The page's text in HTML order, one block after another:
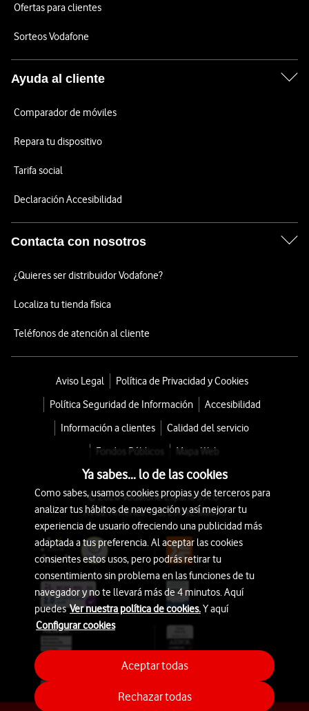
Ofertas para clientes
Sorteos Vodafone
Ayuda al cliente
Comparador de móviles
Repara tu dispositivo
Tarifa social
Declaración Accesibilidad
Contacta con nosotros
¿Quieres ser distribuidor Vodafone?
Localiza tu tienda física
Teléfonos de atención al cliente
Aviso Legal
Política de Privacidad y Cookies
Política Seguridad de Información
Accesibilidad
Información a clientes
Calidad del servicio
Fondos Públicos
Mapa Web
© 2026 Vodafone España S.A.U.
Avda. América 115, 28042 Madrid
Ya sabes... lo de las cookies
Como sabes, usamos cookies propias y de terceros para
analizar tus hábitos de navegación y así mejorar tu
experiencia de usuario ofreciendo una publicidad más
adaptada a tus preferencia. Al aceptar las cookies
consientes estos usos, pero podrás retirar tu
consentimiento sin problema en las funciones de tu
navegador y no te llevará más de 4 minutos. Aquí
puedesVer nuestra política de cookies.Y aquí
Configurar cookies
Rechazar todas
Aceptar todas